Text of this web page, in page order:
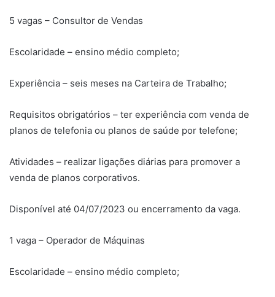
5 vagas – Consultor de Vendas
Escolaridade – ensino médio completo;
Experiência – seis meses na Carteira de Trabalho;
Requisitos obrigatórios – ter experiência com venda de
planos de telefonia ou planos de saúde por telefone;
Atividades – realizar ligações diárias para promover a
venda de planos corporativos.
Disponível até 04/07/2023 ou encerramento da vaga.
1 vaga – Operador de Máquinas
Escolaridade – ensino médio completo;